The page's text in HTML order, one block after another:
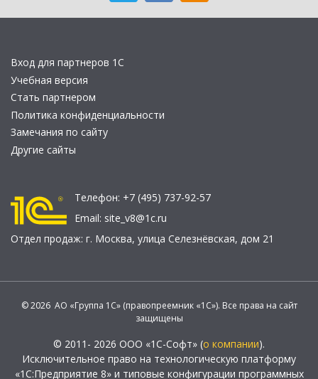
Вход для партнеров 1С
Учебная версия
Стать партнером
Политика конфиденциальности
Замечания по сайту
Другие сайты
Телефон: +7 (495) 737-92-57
Email: site_v8@1c.ru
Отдел продаж: г. Москва, улица Селезнёвская, дом 21
© 2026 АО «Группа 1С» (правопреемник «1С»). Все права на сайт
защищены
© 2011- 2026 ООО «1С-Софт» (о компании).
Исключительное право на технологическую платформу
«1С:Предприятие 8» и типовые конфигурации программных